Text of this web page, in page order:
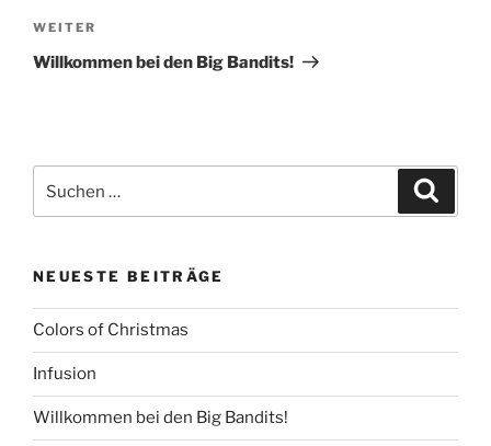
Nächster
Beitrag
WEITER
Willkommen bei den Big Bandits!
nach:
NEUESTE BEITRÄGE
Colors of Christmas
Infusion
Willkommen bei den Big Bandits!